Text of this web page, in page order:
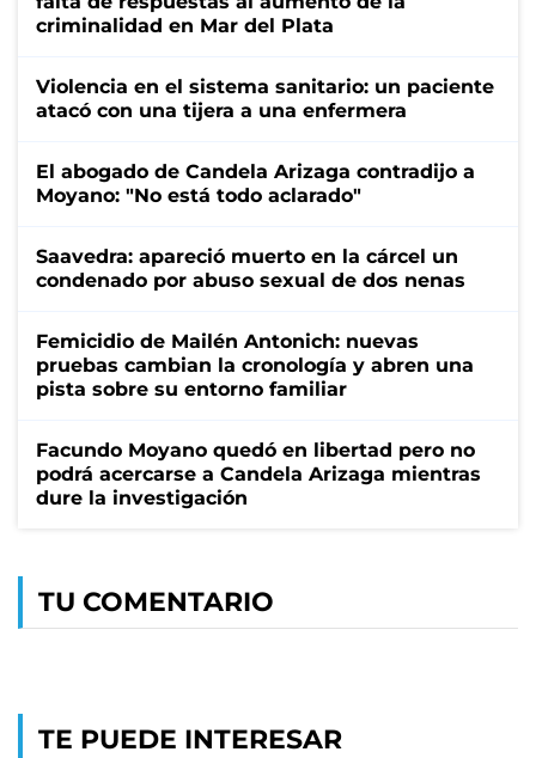
criminalidad en Mar del Plata
Violencia en el sistema sanitario: un paciente
atacó con una tijera a una enfermera
El abogado de Candela Arizaga contradijo a
Moyano: "No está todo aclarado"
Saavedra: apareció muerto en la cárcel un
condenado por abuso sexual de dos nenas
Femicidio de Mailén Antonich: nuevas
pruebas cambian la cronología y abren una
pista sobre su entorno familiar
Facundo Moyano quedó en libertad pero no
podrá acercarse a Candela Arizaga mientras
dure la investigación
TU COMENTARIO
TE PUEDE INTERESAR